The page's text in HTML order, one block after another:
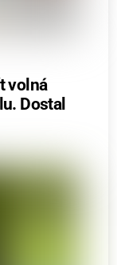
volná
Dostal